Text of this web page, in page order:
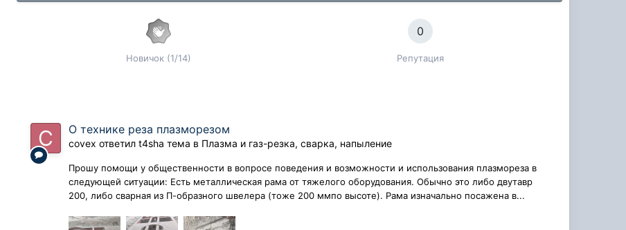
Новичок (1/14)
0
Репутация
О технике реза плазморезом
covex ответилt4sha тема в Плазма и газ-резка, сварка, напыление
Прошу помощи у общественности в вопросе поведения и возможности и использования плазмореза в
следующей ситуации: Есть металлическая рама от тяжелого оборудования. Обычно это либо двутавр
200, либо сварная из П-образного швелера (тоже 200 ммпо высоте). Рама изначально посажена в...